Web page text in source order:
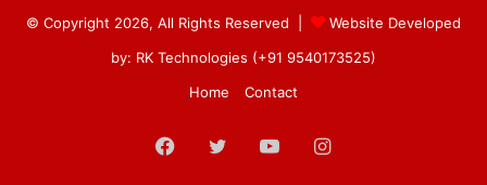
© Copyright 2026, All Rights Reserved |
Website Developed
by: RK Technologies (+91 9540173525)
Home
Contact
Facebook
TwitterYouTubeInstagram